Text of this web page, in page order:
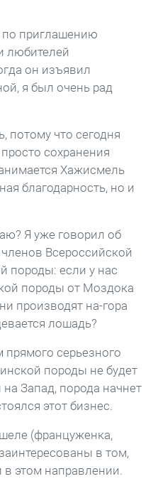
приглашению
любителей
он изъявил
я был очень рад
потому что сегодня
сохранения
Хажисмель
благодарность, но и
Я уже говорил об
Всероссийской
породы: если у нас
породы от Моздока
производят на-гора
лошадь?
серьезного
породы не будет
Запад, порода начнет
этот бизнес.
(француженка,
в том,
в этом направлении.